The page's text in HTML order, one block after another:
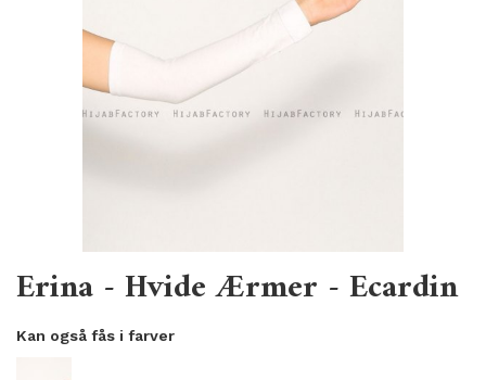
Erina - Hvide Ærmer - Ecardin
Kan også fås i farver